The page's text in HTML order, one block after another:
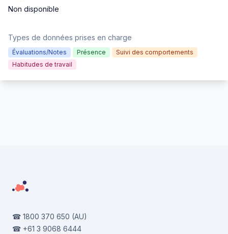
Non disponible
Types de données prises en charge
Évaluations/Notes Présence
Suivi des comportements
Habitudes de travail
☎ 1800 370 650 (AU)
☎ +61 3 9068 6444